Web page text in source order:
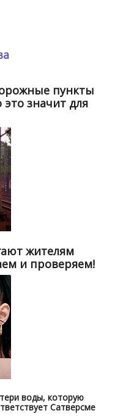
пункты
значит для
жителям
и проверяем!
воды, которую
Сатверсме